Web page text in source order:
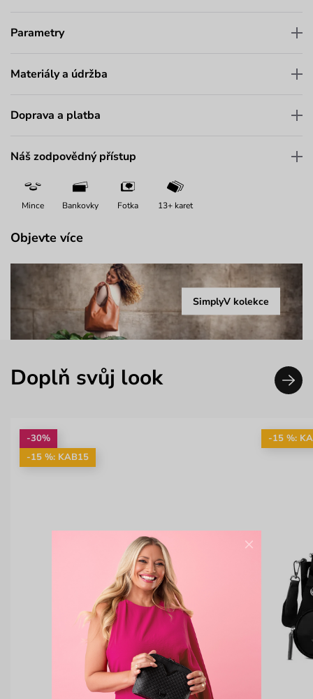
Parametry
Materiály a údržba
Doprava a platba
Náš zodpovědný přístup
Mince Bankovky Fotka 13+ karet
Objevte více
SimplyV kolekce
Doplň svůj look
-30%
-15 %: KAB15
-15 %:
×